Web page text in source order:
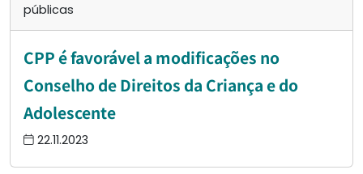
públicas
CPP é favorável a modificações no
Conselho de Direitos da Criança e do
Adolescente
22.11.2023